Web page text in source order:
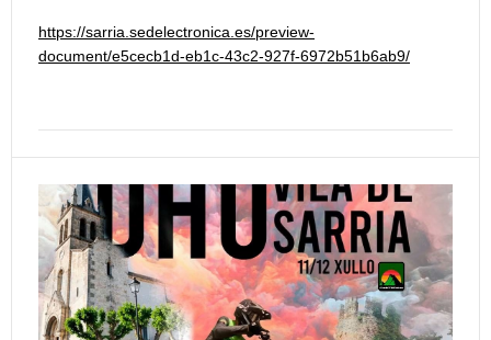
https://sarria.sedelectronica.es/preview-
document/e5cecb1d-eb1c-43c2-927f-6972b51b6ab9/